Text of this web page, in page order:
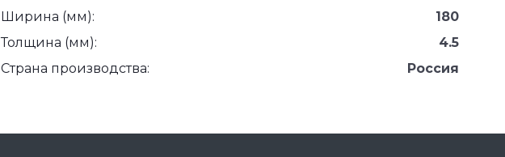
Ширина (мм):
180
Толщина (мм):
4.5
Страна производства:
Россия